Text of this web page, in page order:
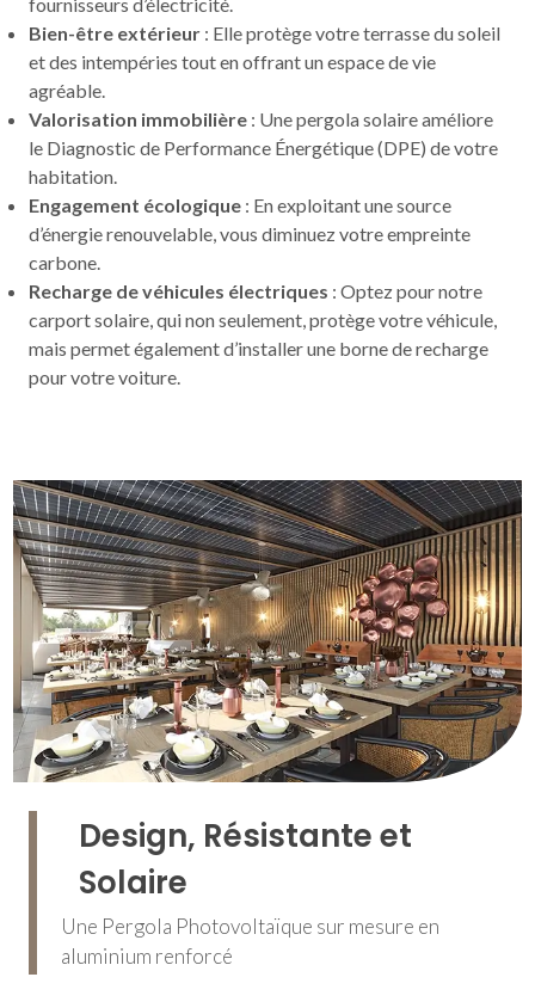
Bien-être extérieur : Elle protège votre terrasse du soleil
et des intempéries tout en offrant un espace de vie
agréable.
Valorisation immobilière : Une pergola solaire améliore
le Diagnostic de Performance Énergétique (DPE) de votre
habitation.
Engagement écologique : En exploitant une source
d’énergie renouvelable, vous diminuez votre empreinte
carbone.
Recharge de véhicules électriques : Optez pour notre
carport solaire, qui non seulement, protège votre véhicule,
mais permet également d’installer une borne de recharge
pour votre voiture.
Design, Résistante et
Solaire
Une Pergola Photovoltaïque sur mesure en
aluminium renforcé